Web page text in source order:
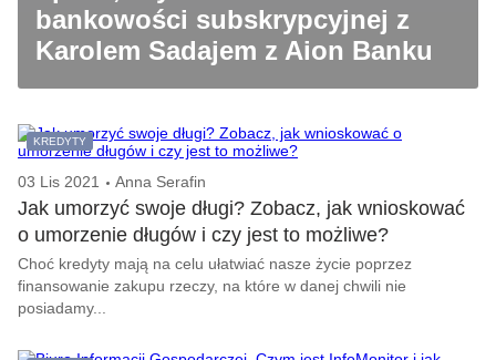
bankowości subskrypcyjnej z
Karolem Sadajem z Aion Banku
KREDYTY
03 Lis 2021 Anna Serafin
Jak umorzyć swoje długi? Zobacz, jak wnioskować
o umorzenie długów i czy jest to możliwe?
Choć kredyty mają na celu ułatwiać nasze życie poprzez
finansowanie zakupu rzeczy, na które w danej chwili nie
posiadamy...